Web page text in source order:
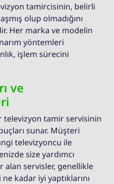
tamircisinin, belirli
olup olmadığını
Her marka ve modelin
yöntemleri
işlem sürecini
ve
tamir servisinin
sunar. Müşteri
televizyoncu ile
size yardımcı
alan servisler, genellikle
kadar iyi yaptıklarını